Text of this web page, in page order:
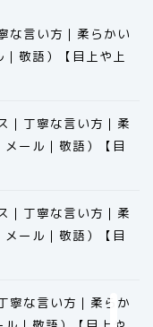
な言い方｜柔らかい
敬語）【目上や上
｜丁寧な言い方｜柔
ール｜敬語）【目
｜丁寧な言い方｜柔
ール｜敬語）【目
寧な言い方｜柔らか
食品
科学
ネス用語